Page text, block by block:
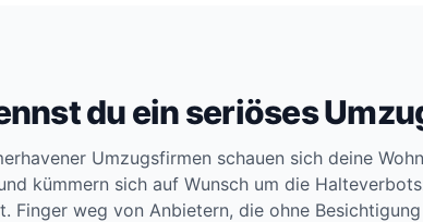
du ein seriöses
Umzugsfirmen schauen sich deine
kümmern sich auf Wunsch um die
Finger weg von Anbietern, die ohne